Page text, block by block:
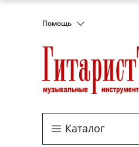
Помощь
Каталог